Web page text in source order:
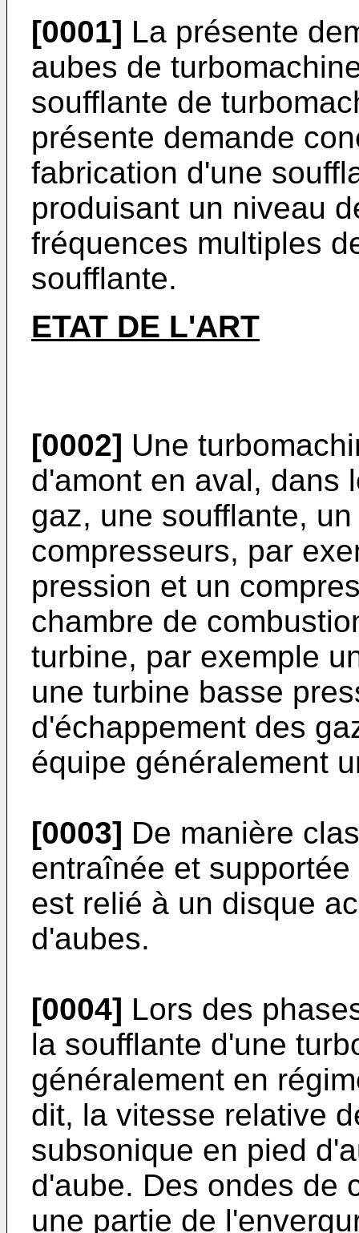
[0001] La présente
aubes de
soufflante de
présente demande
fabrication d'une
produisant un niveau
fréquences multiples
soufflante.
ETAT DE L'ART
[0002] Une
d'amont en aval, dans
gaz, une soufflante,
compresseurs, par
pression et un
chambre de
turbine, par exemple
une turbine basse
d'échappement des
équipe généralement
[0003] De manière
entraînée et
est relié à un disque
d'aubes.
[0004] Lors des
la soufflante d'une
généralement en
dit, la vitesse relative
subsonique en pied
d'aube. Des ondes de
une partie de